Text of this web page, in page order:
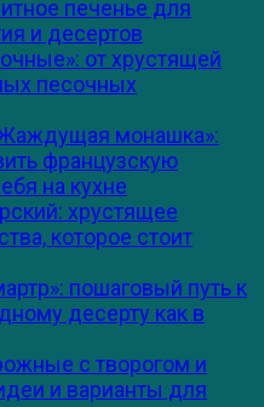
печенье для
и десертов
от хрустящей
песочных
монашка»:
французскую
на кухне
хрустящее
которое стоит
пошаговый путь к
десерту как в
с творогом и
и варианты для